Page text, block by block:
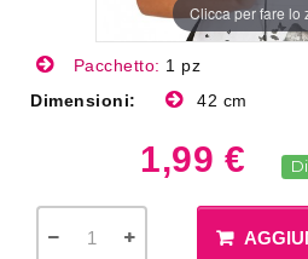
Clicca per fare lo
Pacchetto: 1 pz
Dimensioni:
42 cm
1,99 €